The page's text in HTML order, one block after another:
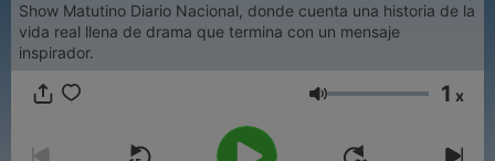
Show Matutino Diario Nacional, donde cuenta una historia de la
vida real llena de drama que termina con un mensaje
inspirador.
Volume 1 x